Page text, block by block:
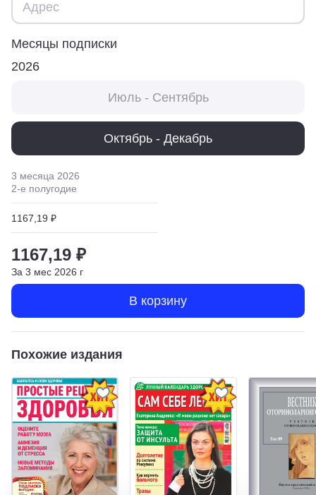
Месяцы подписки
2026
Июль - Сентябрь
Октябрь - Декабрь
3 месяца 2026
2-е полугодие
1167,19 ₽
1167,19 ₽
За 3 мес 2026 г
В корзину
Похожие издания